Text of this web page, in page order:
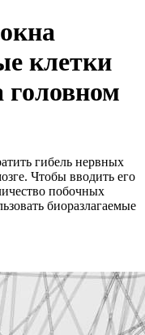
клетки
головном
гибель нервных
Чтобы вводить его
побочных
биоразлагаемые